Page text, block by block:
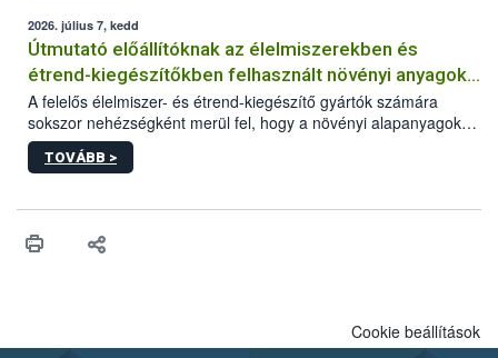
2026. július 7, kedd
Útmutató előállítóknak az élelmiszerekben és
étrend-kiegészítőkben felhasznált növényi anyagok,
növényi kivonatok élelmiszer-biztonsági
kockázatértékeléséhez szükséges adatbázisokról
A felelős élelmiszer- és étrend-kiegészítő gyártók számára
sokszor nehézségként merül fel, hogy a növényi alapanyagok
és kivonatok, melyek jelenleg uniós szinten nem szabályozottak,
milyen tisztasági, minőségi és biztonsági paramétereknek
minden adatot összevetve dönteni arról, hogy egy alapanyagot
folyamatban szeretnénk segítséget nyújtani a vállalkozásnak az
TOVÁBB >
Cookie beállítások